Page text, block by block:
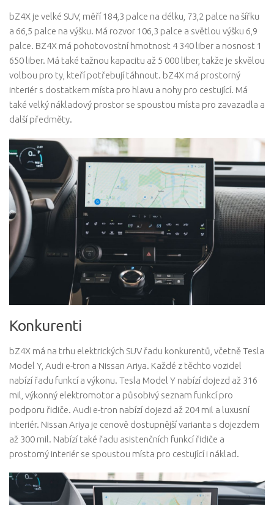
bZ4X je velké SUV, měří 184,3 palce na délku, 73,2 palce na šířku
a 66,5 palce na výšku. Má rozvor 106,3 palce a světlou výšku 6,9
palce. BZ4X má pohotovostní hmotnost 4 340 liber a nosnost 1
650 liber. Má také tažnou kapacitu až 5 000 liber, takže je skvělou
volbou pro ty, kteří potřebují táhnout. bZ4X má prostorný
interiér s dostatkem místa pro hlavu a nohy pro cestující. Má
také velký nákladový prostor se spoustou místa pro zavazadla a
další předměty.
Konkurenti
bZ4X má na trhu elektrických SUV řadu konkurentů, včetně Tesla
Model Y, Audi e-tron a Nissan Ariya. Každé z těchto vozidel
nabízí řadu funkcí a výkonu. Tesla Model Y nabízí dojezd až 316
mil, výkonný elektromotor a působivý seznam funkcí pro
podporu řidiče. Audi e-tron nabízí dojezd až 204 mil a luxusní
interiér. Nissan Ariya je cenově dostupnější varianta s dojezdem
až 300 mil. Nabízí také řadu asistenčních funkcí řidiče a
prostorný interiér se spoustou místa pro cestující i náklad.